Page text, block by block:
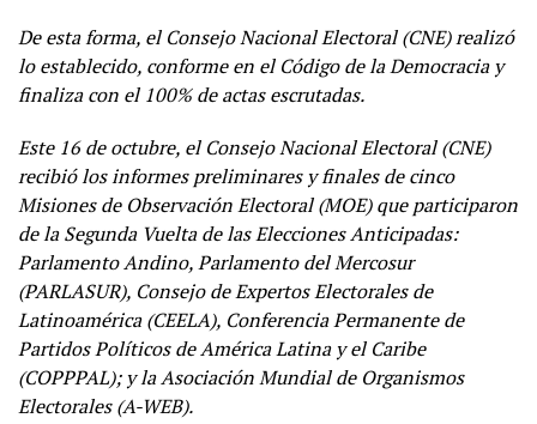
De esta forma, el Consejo Nacional Electoral (CNE) realizó
lo establecido, conforme en el Código de la Democracia y
finaliza con el 100% de actas escrutadas.
Este 16 de octubre, el Consejo Nacional Electoral (CNE)
recibió los informes preliminares y finales de cinco
Misiones de Observación Electoral (MOE) que participaron
de la Segunda Vuelta de las Elecciones Anticipadas:
Parlamento Andino, Parlamento del Mercosur
(PARLASUR), Consejo de Expertos Electorales de
Latinoamérica (CEELA), Conferencia Permanente de
Partidos Políticos de América Latina y el Caribe
(COPPPAL); y la Asociación Mundial de Organismos
Electorales (A-WEB).